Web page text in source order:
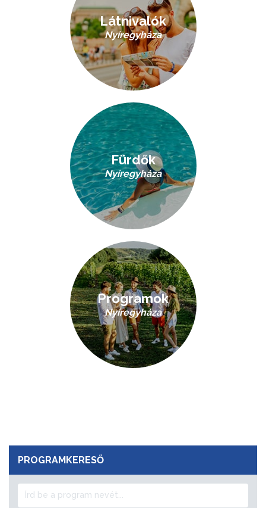
Látnivalók
Nyíregyháza
Fürdők
Nyíregyháza
Programok
Nyíregyháza
PROGRAMKERESŐ